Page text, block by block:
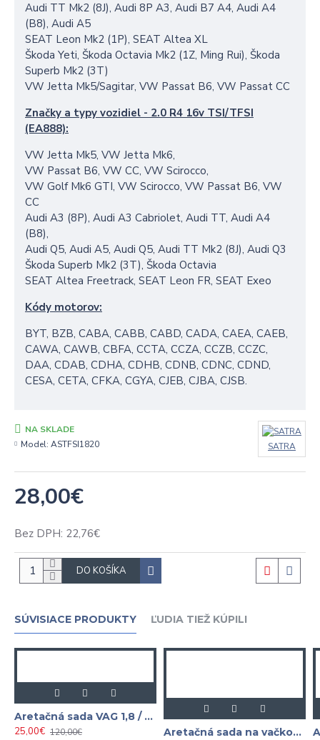
Audi TT Mk2 (8J), Audi 8P A3, Audi B7 A4, Audi A4
(B8), Audi A5
SEAT Leon Mk2 (1P), SEAT Altea XL
Škoda Yeti, Škoda Octavia Mk2 (1Z, Ming Rui), Škoda
Superb Mk2 (3T)
VW Jetta Mk5/Sagitar, VW Passat B6, VW Passat CC
Značky a typy vozidiel - 2.0 R4 16v TSI/TFSI
(EA888):
VW Jetta Mk5, VW Jetta Mk6,
VW Passat B6, VW CC, VW Scirocco,
VW Golf Mk6 GTI, VW Scirocco, VW Passat B6, VW
CC
Audi A3 (8P), Audi A3 Cabriolet, Audi TT, Audi A4
(B8),
Audi Q5, Audi A5, Audi Q5, Audi TT Mk2 (8J), Audi Q3
Škoda Superb Mk2 (3T), Škoda Octavia
SEAT Altea Freetrack, SEAT Leon FR, SEAT Exeo
Kódy motorov:
BYT, BZB, CABA, CABB, CABD, CADA, CAEA, CAEB,
CAWA, CAWB, CBFA, CCTA, CCZA, CCZB, CCZC,
DAA, CDAB, CDHA, CDHB, CDNB, CDNC, CDND,
CESA, CETA, CFKA, CGYA, CJEB, CJBA, CJSB.
28,00€
Bez DPH: 22,76€
NA SKLADE
Model: ASTFSI1820 SATRA
DO KOŠÍKA
SÚVISIACE PRODUKTY ĽUDIA TIEŽ KÚPILI
Aretačná sada VAG 1,8 / 2,0 TSi / TFSI VAG
25,00€ 120,00€
Aretačná sada na vačkový hriadeľ VW AUDI SEAT SKODA 2.0 FSI